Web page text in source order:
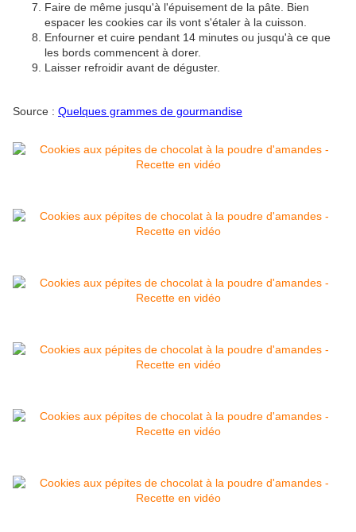
Faire de même jusqu'à l'épuisement de la pâte. Bien
espacer les cookies car ils vont s'étaler à la cuisson.
Enfourner et cuire pendant 14 minutes ou jusqu'à ce que
les bords commencent à dorer.
Laisser refroidir avant de déguster.
Source : Quelques grammes de gourmandise